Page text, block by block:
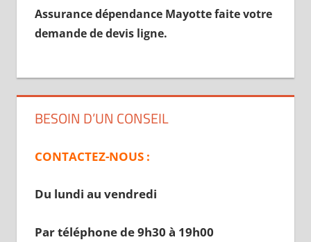
Assurance dépendance Mayotte faite votre
demande de devis ligne.
BESOIN D’UN CONSEIL
CONTACTEZ-NOUS :
Du lundi au vendredi
Par téléphone de 9h30 à 19h00